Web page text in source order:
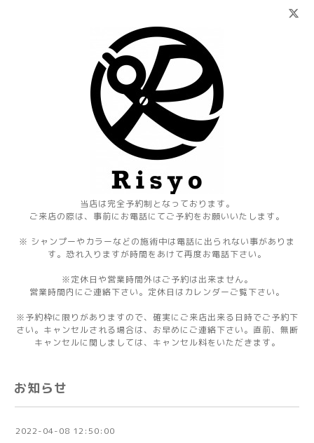
当店は完全予約制となっております。
ご来店の際は、事前にお電話にてご予約をお願いいたします。
※ シャンプーやカラーなどの施術中は電話に出られない事がありま
す。恐れ入りますが時間をあけて再度お電話下さい。
※定休日や営業時間外はご予約は出来ません。
営業時間内にご連絡下さい。定休日はカレンダーご覧下さい。
※予約枠に限りがありますので、確実にご来店出来る日時でご予約下
さい。キャンセルされる場合は、お早めにご連絡下さい。直前、無断
キャンセルに関しましては、キャンセル料をいただきます。
お知らせ
2022-04-08 12:50:00